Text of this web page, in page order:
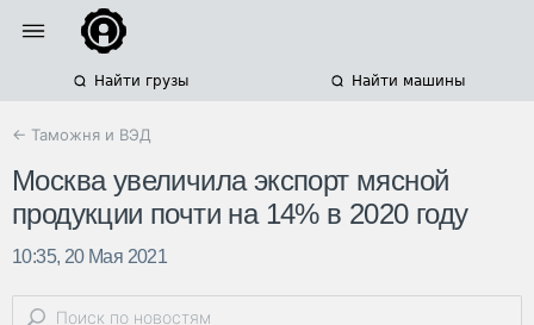
Найти грузы Найти машины
← Таможня и ВЭД
Москва увеличила экспорт мясной
продукции почти на 14% в 2020 году
10:35, 20 Мая 2021